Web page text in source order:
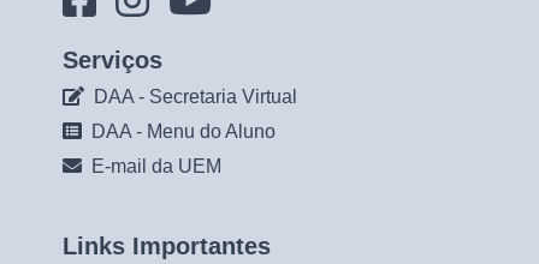
Serviços
DAA - Secretaria Virtual
DAA - Menu do Aluno
E-mail da UEM
Links Importantes